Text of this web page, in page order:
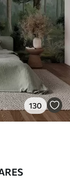
130